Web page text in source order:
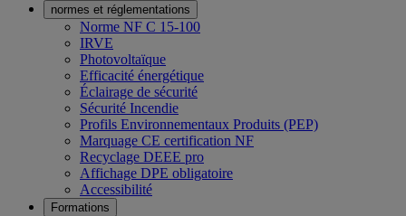
normes et réglementations
Norme NF C 15-100
IRVE
Photovoltaïque
Efficacité énergétique
Éclairage de sécurité
Sécurité Incendie
Profils Environnementaux Produits (PEP)
Marquage CE certification NF
Recyclage DEEE pro
Affichage DPE obligatoire
Accessibilité
Formations